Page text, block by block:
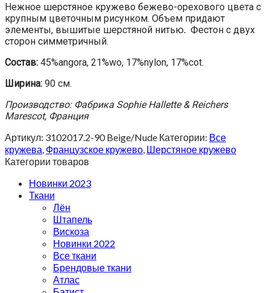
Нежное шерстяное кружево бежево-орехового цвета с
крупным цветочным рисунком. Объем придают
элементы, вышитые шерстяной нитью. Фестон с двух
сторон симметричный.
Состав: 45%angora, 21%wo, 17%nylon, 17%cot.
Ширина: 90 см.
Производство: Фабрика Sophie Hallette & Reichers
Marescot, Франция
Артикул: 3102017.2-90 Beige/Nude Категории: Все
кружева, Французское кружево, Шерстяное кружево
Категории товаров
Новинки 2023
Ткани
Лён
Штапель
Вискоза
Новинки 2022
Все ткани
Брендовые ткани
Атлас